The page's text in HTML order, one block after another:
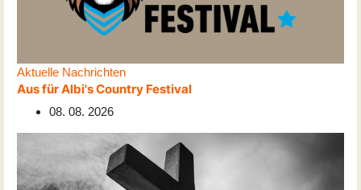
Aktuelle Nachrichten
Aus für Albi's Country Festival
08. 08. 2026